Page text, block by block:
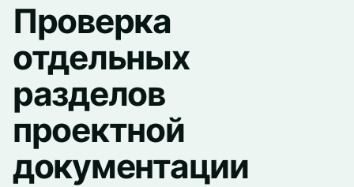
Проверка
отдельных
разделов
проектной
документации